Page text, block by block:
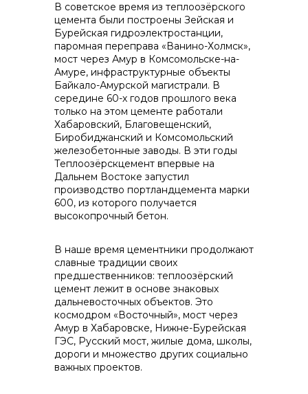
+7 (423) 234 50 50
info@vostokcement.ru
В советское время из теплоозёрского
цемента были построены Зейская и
Бурейская гидроэлектростанции,
паромная переправа «Ванино-Холмск»,
мост через Амур в Комсомольске-на-
Амуре, инфраструктурные объекты
Байкало-Амурской магистрали. В
середине 60-х годов прошлого века
только на этом цементе работали
Хабаровский, Благовещенский,
Биробиджанский и Комсомольский
железобетонные заводы. В эти годы
Теплоозёрскцемент впервые на
Дальнем Востоке запустил
производство портландцемента марки
600, из которого получается
высокопрочный бетон.
В наше время цементники продолжают
славные традиции своих
предшественников: теплоозёрский
цемент лежит в основе знаковых
дальневосточных объектов. Это
космодром «Восточный», мост через
Амур в Хабаровске, Нижне-Бурейская
ГЭС, Русский мост, жилые дома, школы,
дороги и множество других социально
важных проектов.